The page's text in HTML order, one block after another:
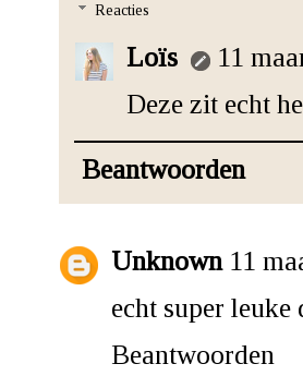
Reacties
Loïs
11
Deze zit echt
Beantwoorden
Unknown 11
echt super
Beantwoorden